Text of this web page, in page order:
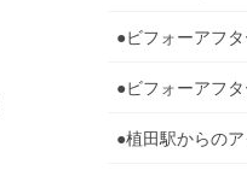
●ビフォーアフ
●ビフォーアフ
●植田駅からの